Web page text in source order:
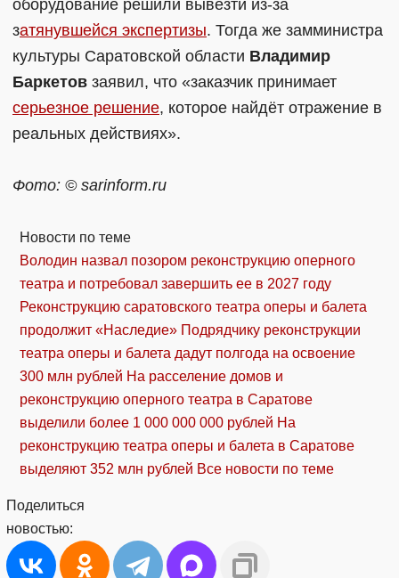
оборудование решили вывезти из-за
затянувшейся экспертизы. Тогда же замминистра
культуры Саратовской области Владимир
Баркетов заявил, что «заказчик принимает
серьезное решение, которое найдёт отражение в
реальных действиях».
Фото: © sarinform.ru
Новости по теме
Володин назвал позором реконструкцию оперного
театра и потребовал завершить ее в 2027 году
Реконструкцию саратовского театра оперы и балета
продолжит «Наследие» Подрядчику реконструкции
театра оперы и балета дадут полгода на освоение
300 млн рублей На расселение домов и
реконструкцию оперного театра в Саратове
выделили более 1 000 000 000 рублей На
реконструкцию театра оперы и балета в Саратове
выделяют 352 млн рублей Все новости по теме
Поделиться
новостью: